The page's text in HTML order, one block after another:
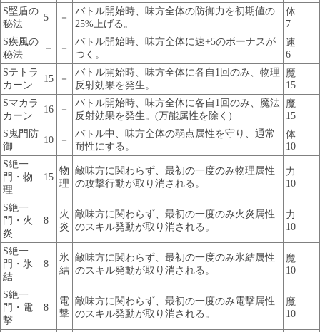
S堅盾の
秘法
5 －
バトル開始時、味方全体の防御力を初期値の
25%上げる。
体
7
S疾風の
秘法
－ －
バトル開始時、味方全体に速+5のボーナスが
つく。
速
6
Sテトラ
カーン
15 －
バトル開始時、味方全体に各自1回のみ、物理
反射効果を発生。
魔
15
Sマカラ
カーン
16 －
バトル開始時、味方全体に各自1回のみ、魔法
反射効果を発生。(万能属性を除く)
魔
15
S鬼門防
御
10 －
バトル中、味方全体の弱点属性を守り、通常
耐性にする。
体
10
S絶一
門・物
理
15
物
理
敵味方に関わらず、最初の一度のみ物理属性
の攻撃行動が取り消される。
力
10
S絶一
門・火
炎
8
火
炎
敵味方に関わらず、最初の一度のみ火炎属性
のスキル発動が取り消される。
力
10
S絶一
門・氷
結
8
氷
結
敵味方に関わらず、最初の一度のみ氷結属性
のスキル発動が取り消される。
魔
10
S絶一
門・電
撃
8
電
撃
敵味方に関わらず、最初の一度のみ電撃属性
のスキル発動が取り消される。
魔
10